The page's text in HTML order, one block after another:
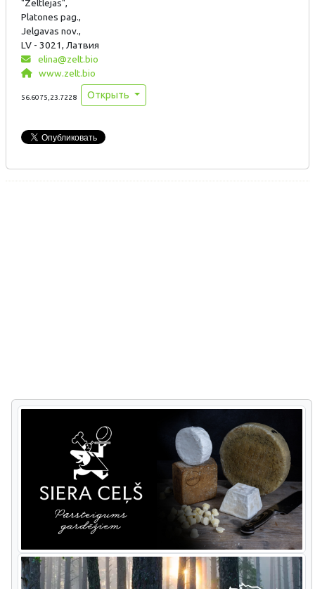
"Zeltlejas",
Platones pag.,
Jelgavas nov.,
LV - 3021, Латвия
elina@zelt.bio
www.zelt.bio
56.6075,23.7228 Открыть